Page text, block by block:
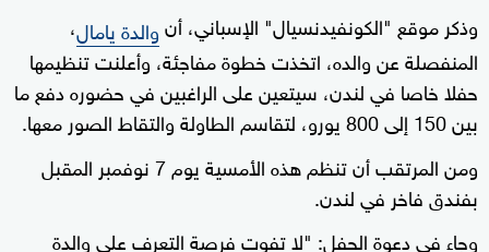
وذكر موقع "الكونفيدنسيال" الإسباني، أنوالدة يامال،
المنفصلة عن والده، اتخذت خطوة مفاجئة، وأعلنت تنظيمها
حفلا خاصا في لندن، سيتعين على الراغبين في حضوره دفع ما
بين 150 إلى 800 يورو، لتقاسم الطاولة والتقاط الصور معها.
ومن المرتقب أن تنظم هذه الأمسية يوم 7 نوفمبر المقبل
بفندق فاخر في لندن.
وجاء في دعوة الحفل: "لا تفوت فرصة التعرف على والدة